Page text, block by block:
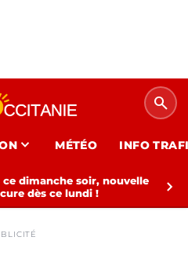
search
expand_more MÉTÉO INFO
ce dimanche soir, nouvelle
dès ce lundi !
chevron_right